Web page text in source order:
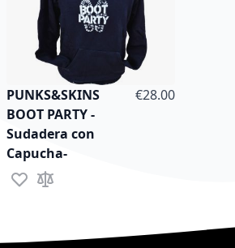
PUNKS&SKINS
BOOT PARTY -
Sudadera con
Capucha-
As low as
€28.00
Add to Wish List
Add to Compare